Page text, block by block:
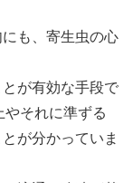
も、寄生虫の心
が有効な手段で
それに準ずる
が分かっていま